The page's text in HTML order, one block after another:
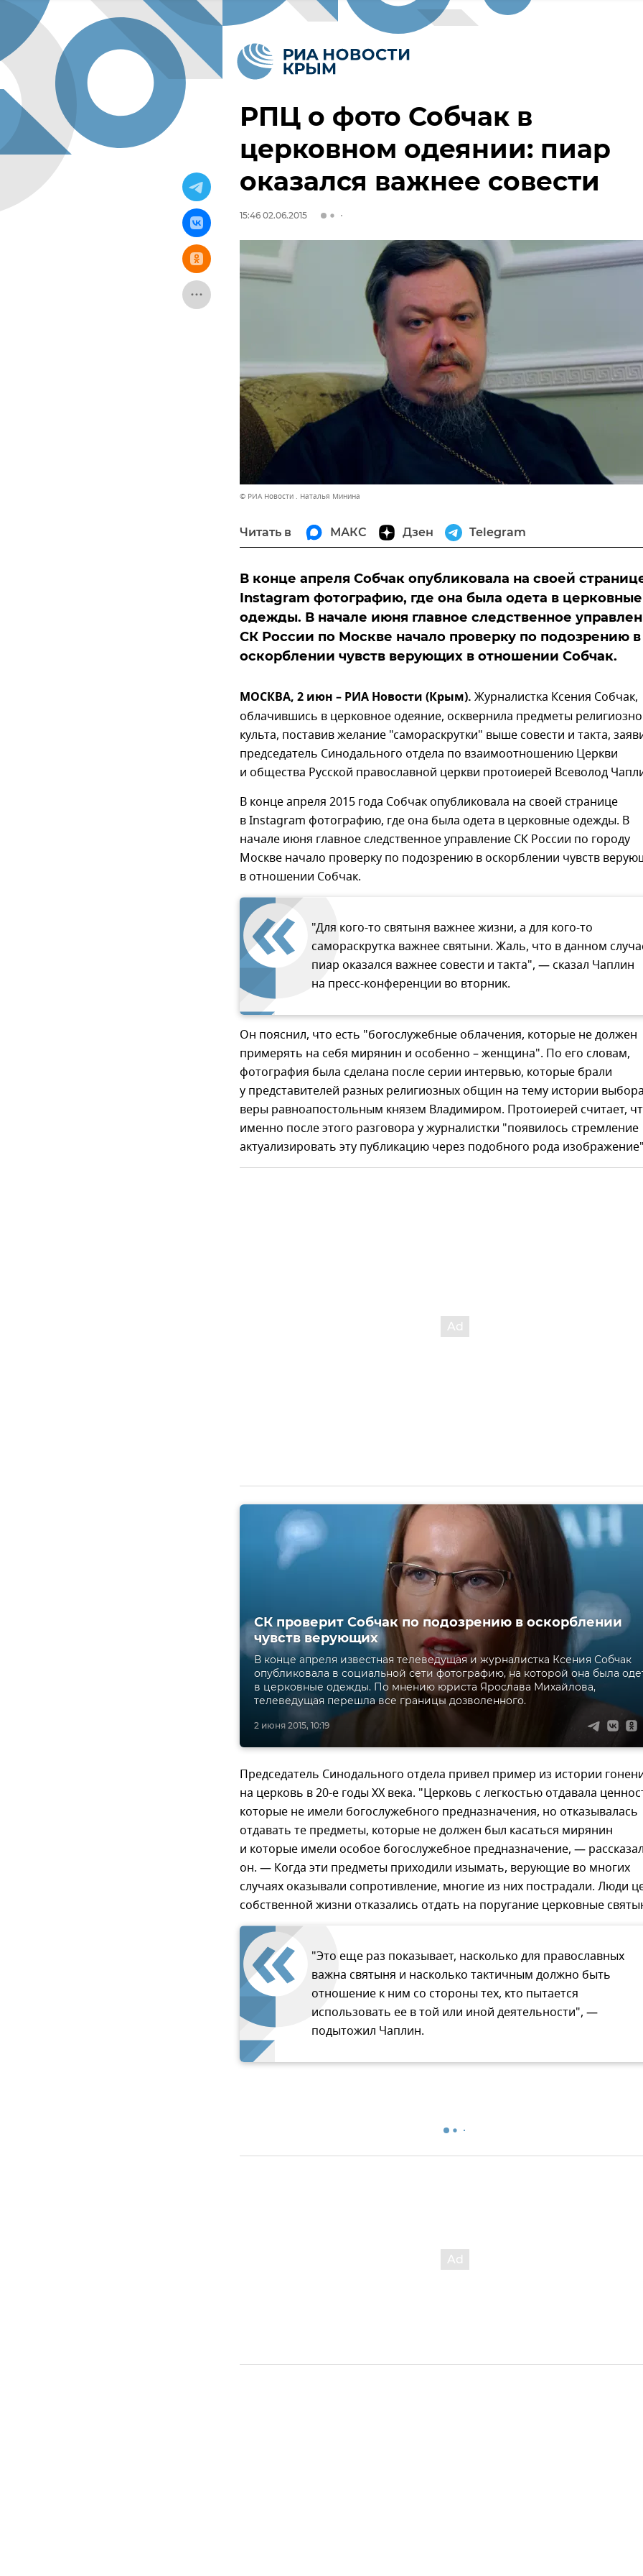
РПЦ о фото Собчак в
церковном одеянии: пиар
оказался важнее совести
15:46 02.06.2015
© РИА Новости . Наталья Минина
Читать в МАКС Дзен Telegram
В конце апреля Собчак опубликовала на своей
Instagram фотографию, где она была одета в церковные
одежды. В начале июня главное следственное
СК России по Москве начало проверку по подозрению в
оскорблении чувств верующих в отношении Собчак.
МОСКВА, 2 июн – РИА Новости (Крым). Журналистка Ксения Собчак,
облачившись в церковное одеяние, осквернила предметы
культа, поставив желание "самораскрутки" выше совести и такта,
председатель Синодального отдела по взаимоотношению Церкви
и общества Русской православной церкви протоиерей Всеволод
В конце апреля 2015 года Собчак опубликовала на своей странице
в Instagram фотографию, где она была одета в церковные одежды. В
начале июня главное следственное управление СК России по городу
Москве начало проверку по подозрению в оскорблении чувств
в отношении Собчак.
"Для кого-то святыня важнее жизни, а для кого-то
самораскрутка важнее святыни. Жаль, что в данном
пиар оказался важнее совести и такта", — сказал Чаплин
на пресс-конференции во вторник.
Он пояснил, что есть "богослужебные облачения, которые не должен
примерять на себя мирянин и особенно – женщина". По его словам,
фотография была сделана после серии интервью, которые брали
у представителей разных религиозных общин на тему истории выбора
веры равноапостольным князем Владимиром. Протоиерей считает,
именно после этого разговора у журналистки "появилось стремление
актуализировать эту публикацию через подобного рода
2 июня 2015, 10:19
СК проверит Собчак по подозрению в оскорблении
чувств верующих
В конце апреля известная телеведущая и журналистка Ксения Собчак
опубликовала в социальной сети фотографию, на которой она была
в церковные одежды. По мнению юриста Ярослава Михайлова,
телеведущая перешла все границы дозволенного.
Председатель Синодального отдела привел пример из истории
на церковь в 20-е годы XX века. "Церковь с легкостью отдавала
которые не имели богослужебного предназначения, но отказывалась
отдавать те предметы, которые не должен был касаться мирянин
и которые имели особое богослужебное предназначение, — рассказал
он. — Когда эти предметы приходили изымать, верующие во многих
случаях оказывали сопротивление, многие из них пострадали. Люди
собственной жизни отказались отдать на поругание церковные
"Это еще раз показывает, насколько для православных
важна святыня и насколько тактичным должно быть
отношение к ним со стороны тех, кто пытается
использовать ее в той или иной деятельности", —
подытожил Чаплин.